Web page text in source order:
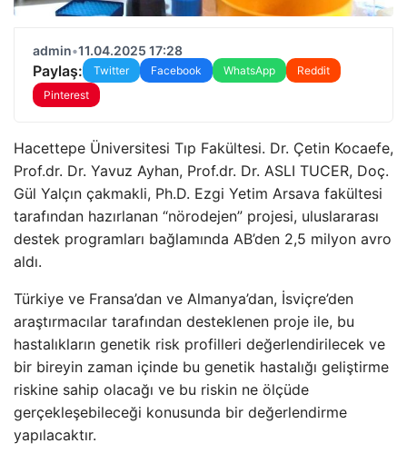
admin•11.04.2025 17:28
Paylaş: Twitter Facebook WhatsApp
Reddit
Pinterest
Hacettepe Üniversitesi Tıp Fakültesi. Dr. Çetin Kocaefe,
Prof.dr. Dr. Yavuz Ayhan, Prof.dr. Dr. ASLI TUCER, Doç.
Gül Yalçın çakmakli, Ph.D. Ezgi Yetim Arsava fakültesi
tarafından hazırlanan “nörodejen” projesi, uluslararası
destek programları bağlamında AB’den 2,5 milyon avro
aldı.
Türkiye ve Fransa’dan ve Almanya’dan, İsviçre’den
araştırmacılar tarafından desteklenen proje ile, bu
hastalıkların genetik risk profilleri değerlendirilecek ve
bir bireyin zaman içinde bu genetik hastalığı geliştirme
riskine sahip olacağı ve bu riskin ne ölçüde
gerçekleşebileceği konusunda bir değerlendirme
yapılacaktır.